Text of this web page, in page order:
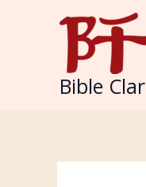
Bible